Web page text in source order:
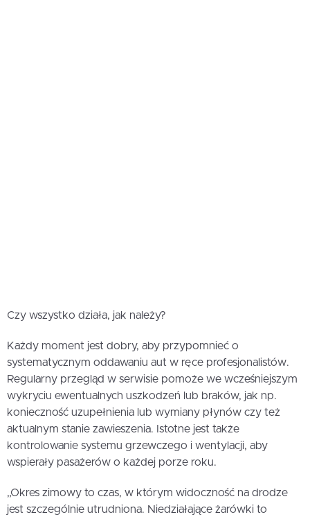
Czy wszystko działa, jak należy?
Każdy moment jest dobry, aby przypomnieć o
systematycznym oddawaniu aut w ręce profesjonalistów.
Regularny przegląd w serwisie pomoże we wcześniejszym
wykryciu ewentualnych uszkodzeń lub braków, jak np.
konieczność uzupełnienia lub wymiany płynów czy też
aktualnym stanie zawieszenia. Istotne jest także
kontrolowanie systemu grzewczego i wentylacji, aby
wspierały pasażerów o każdej porze roku.
„Okres zimowy to czas, w którym widoczność na drodze
jest szczególnie utrudniona. Niedziałające żarówki to